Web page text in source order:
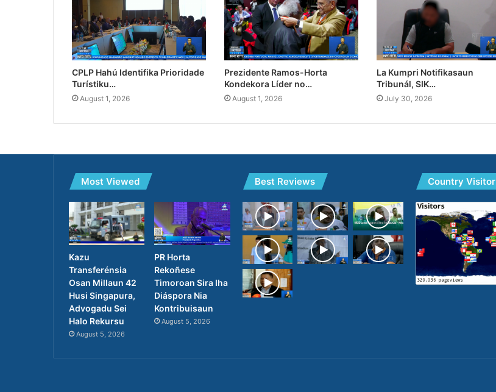
CPLP Hahú Identifika Prioridade
Turístiku…
August 1, 2026
Prezidente Ramos-Horta
Kondekora Líder no…
August 1, 2026
La Kumpri Notifikasaun
Tribunál, SIK…
July 30, 2026
Most Viewed
Kazu
Transferénsia
Osan Millaun 42
Husi Singapura,
Advogadu Sei
Halo Rekursu
August 5, 2026
PR Horta
Rekoñese
Timoroan Sira Iha
Diáspora Nia
Kontribuisaun
August 5, 2026
Best Reviews Country Visitor